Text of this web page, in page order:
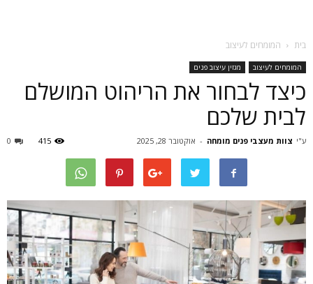
בית המומחים לעיצוב
המומחים לעיצוב מגזין עיצוב פנים
כיצד לבחור את הריהוט המושלם
לבית שלכם
ע"י צוות מעצבי פנים מומחה - אוקטובר 28, 2025 0 415